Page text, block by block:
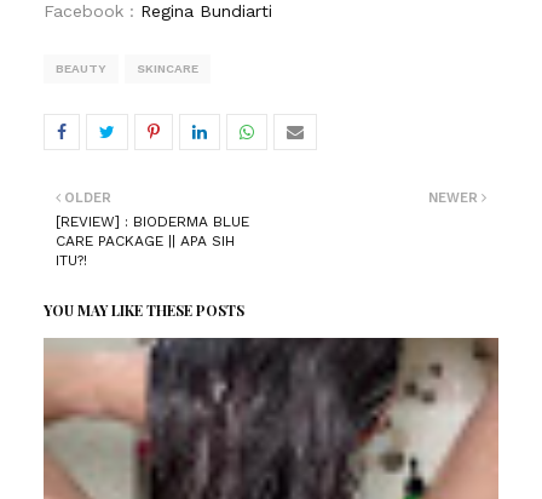
Facebook : Regina Bundiarti
BEAUTY SKINCARE
NEWER
OLDER
[REVIEW] : BIODERMA BLUE
CARE PACKAGE || APA SIH
ITU?!
YOU MAY LIKE THESE POSTS